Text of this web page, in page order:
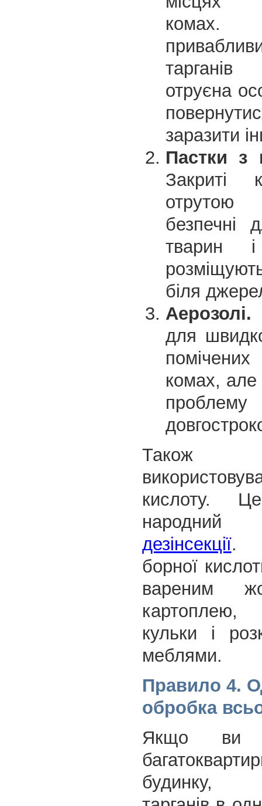
отруєна
заразити
Пастки з
Закриті
отрутою
безпечні
тварин
біля
Аерозолі.
для
комах,
проблему
Також
кислоту.
дезінсекції.
борної
вареним
кульки і
меблями.
Правило 4.
обробка
Якщо ви
будинку,